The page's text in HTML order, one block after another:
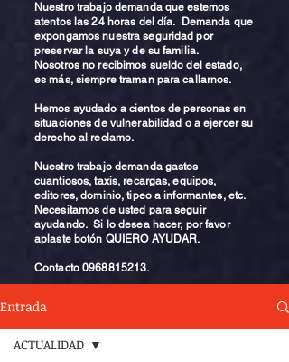
Nuestro trabajo demanda que estemos
atentos las 24 horas del día. Demanda que
expongamos nuestra seguridad por
preservar la suya y de su familia.
Nosotros no recibimos sueldo del estado,
es más, siempre traman para callarnos.
Hemos ayudado a cientos de personas en
situaciones de vulnerabilidad o a ejercer su
derecho al reclamo.
Nuestro trabajo demanda gastos
cuantiosos, taxis, recargas, equipos,
editores, dominio, tipeo a informantes, etc.
Necesitamos de usted para seguir
ayudando. Si lo desea hacer, por favor
aplaste botón QUIERO AYUDAR.
Contacto0968815213.
Entrada
ACTUALIDAD